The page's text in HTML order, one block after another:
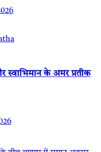
स्वाभिमान के अमर प्रतीक